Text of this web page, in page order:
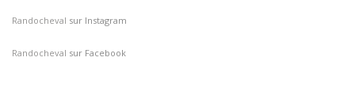
Randocheval sur Instagram
Randocheval sur Facebook